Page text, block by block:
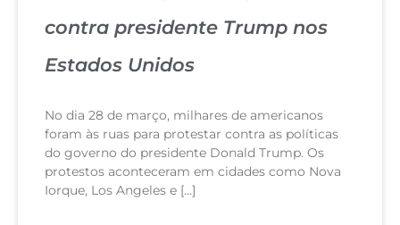
contra presidente Trump nos
Estados Unidos
No dia 28 de março, milhares de americanos
foram às ruas para protestar contra as políticas
do governo do presidente Donald Trump. Os
protestos aconteceram em cidades como Nova
Iorque, Los Angeles e […]